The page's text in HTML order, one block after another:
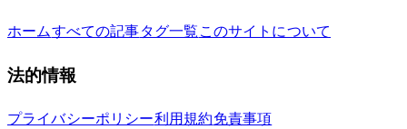
ホームすべての記事タグ一覧 このサイトについて
法的情報
プライバシーポリシー利用規約免責事項